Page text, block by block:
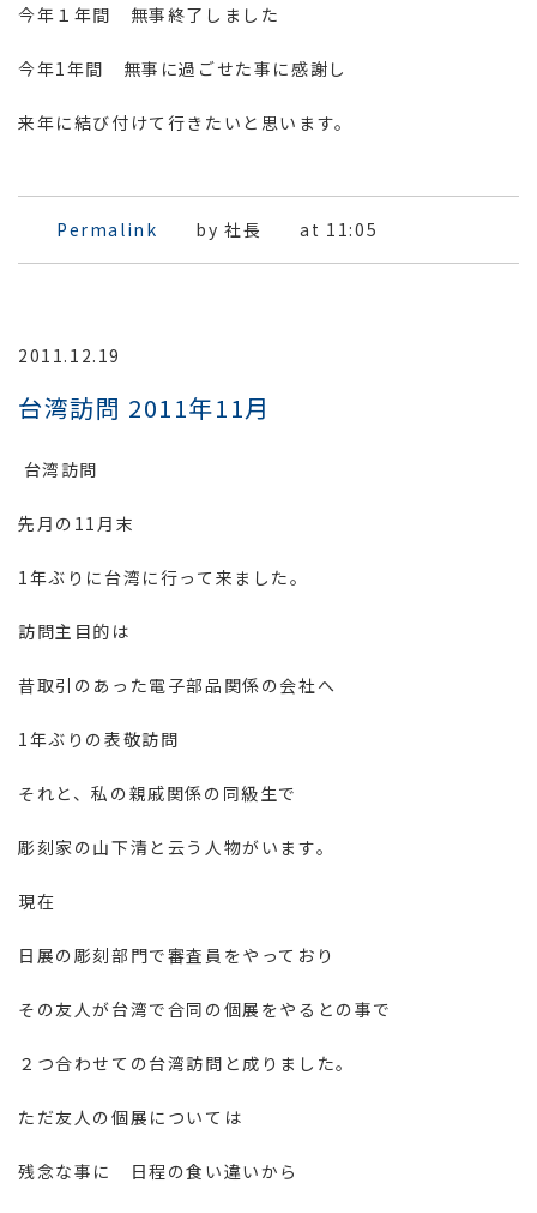
今年１年間 無事終了しました
今年1年間 無事に過ごせた事に感謝し
来年に結び付けて行きたいと思います。
Permalink by 社長 at 11:05
2011.12.19
台湾訪問 2011年11月
台湾訪問
先月の11月末
1年ぶりに台湾に行って来ました。
訪問主目的は
昔取引のあった電子部品関係の会社へ
1年ぶりの表敬訪問
それと、私の親戚関係の同級生で
彫刻家の山下清と云う人物がいます。
現在
日展の彫刻部門で審査員をやっており
その友人が台湾で合同の個展をやるとの事で
２つ合わせての台湾訪問と成りました。
ただ友人の個展については
残念な事に 日程の食い違いから